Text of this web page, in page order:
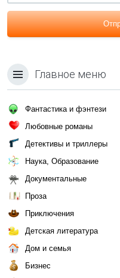
Главное меню
Фантастика и фэнтези
Любовные романы
Детективы и триллеры
Наука, Образование
Документальные
Проза
Приключения
Детская литература
Дом и семья
Бизнес